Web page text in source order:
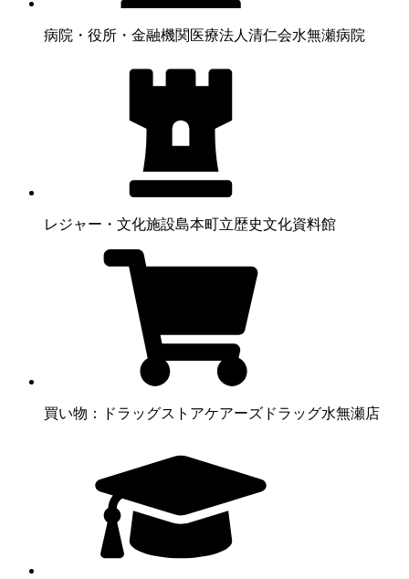
病院・役所・金融機関 医療法人清仁会水無瀬病院
レジャー・文化施設島本町立歴史文化資料館
買い物：ドラッグストアケアーズドラッグ水無瀬店